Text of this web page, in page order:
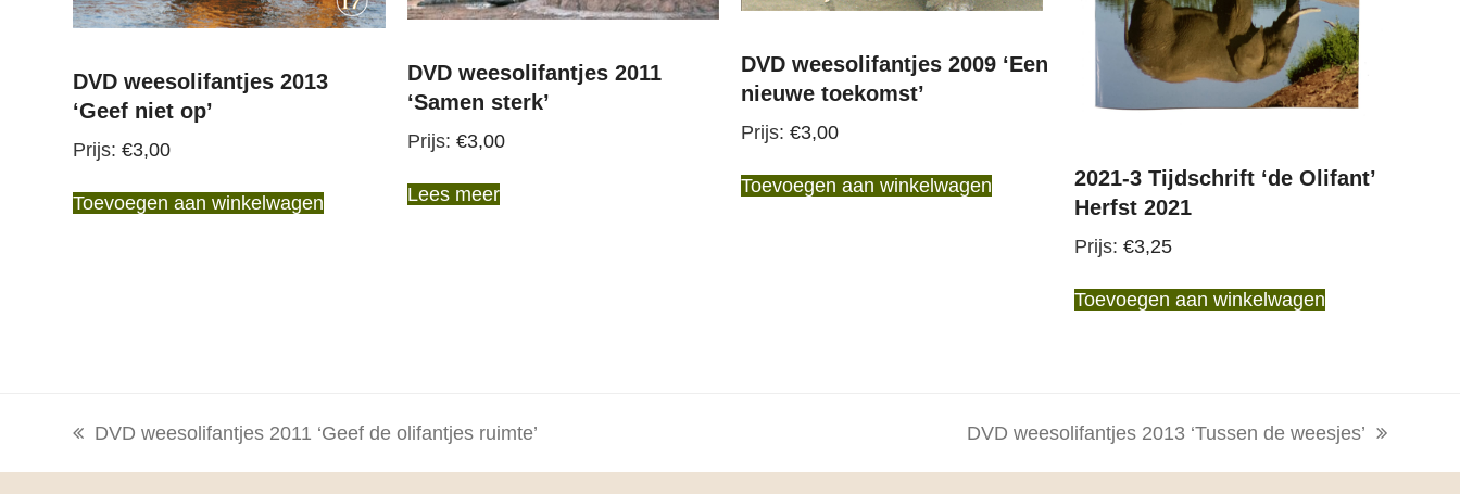
DVD weesolifantjes 2013
‘Geef niet op’
€3,00
Toevoegen aan winkelwagen
DVD weesolifantjes 2011
‘Samen sterk’
€3,00
Lees meer
DVD weesolifantjes 2009 ‘Een
nieuwe toekomst’
€3,00
Toevoegen aan winkelwagen
2021-3 Tijdschrift ‘de Olifant’
Herfst 2021
€3,25
Toevoegen aan winkelwagen
DVD weesolifantjes 2011 ‘Geef de olifantjes ruimte’ DVD weesolifantjes 2013 ‘Tussen de weesjes’